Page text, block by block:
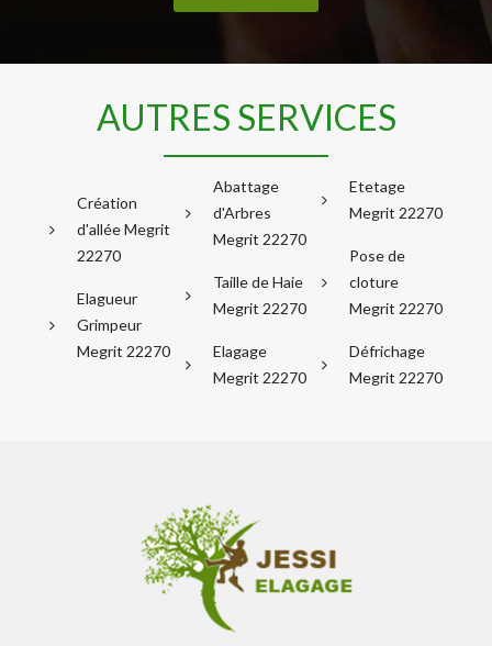
AUTRES SERVICES
Création
d'allée Megrit
22270
Elagueur
Grimpeur
Megrit 22270
Abattage
d'Arbres
Megrit 22270
Taille de Haie
Megrit 22270
Elagage
Megrit 22270
Etetage
Megrit 22270
Pose de
cloture
Megrit 22270
Défrichage
Megrit 22270